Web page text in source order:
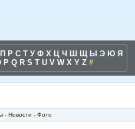
П Р С Т У Ф Х Ц Ч Ш Щ Ы Э Ю Я
P Q R S T U V W X Y Z #
- Новости - Фото